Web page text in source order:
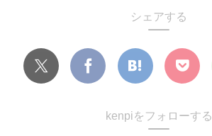
シェアする
kenpiをフォローする